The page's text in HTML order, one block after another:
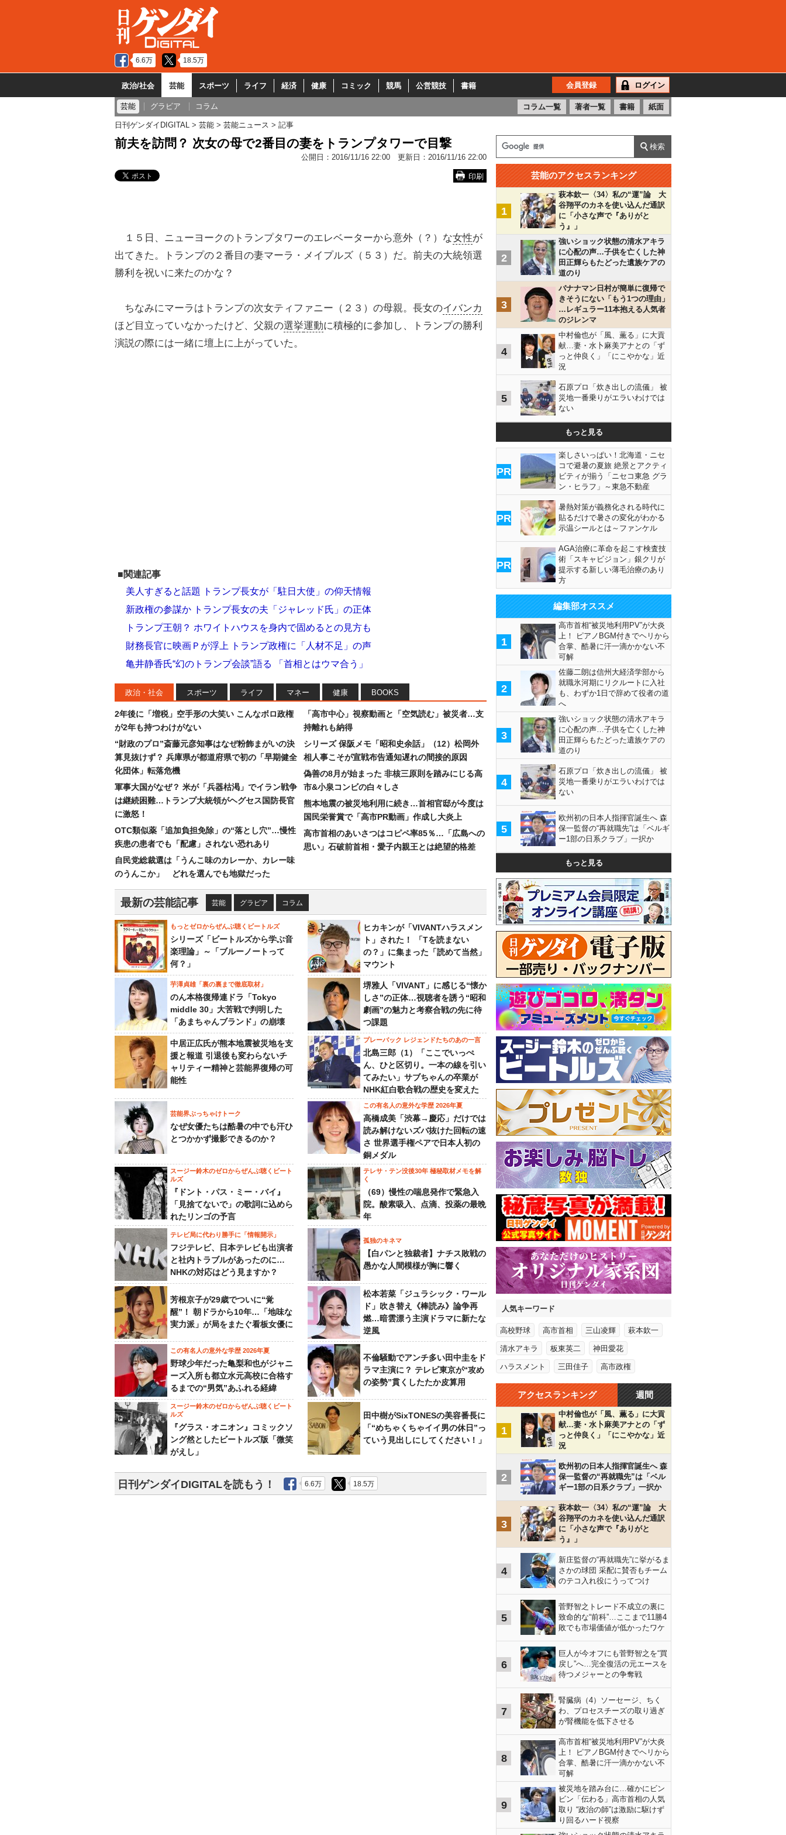
6.6万 18.5万
政治/社会 芸能 スポーツ ライフ 経済 健康 コミック 競馬 公営競技 書籍 会員登録 ログイン
芸能 グラビア コラム コラム一覧 著者一覧 書籍 紙面
日刊ゲンダイDIGITAL 芸能 芸能ニュース 記事
前夫を訪問？ 次女の母で2番目の妻をトランプタワーで目撃
公開日： 2016/11/16 22:00 更新日： 2016/11/16 22:00
印刷
１５日、ニューヨークのトランプタワーのエレベーターから意外（？）な女性が
出てきた。トランプの２番目の妻マーラ・メイプルズ（５３）だ。前夫の大統領選
勝利を祝いに来たのかな？
ちなみにマーラはトランプの次女ティファニー（２３）の母親。長女のイバンカ
ほど目立っていなかったけど、父親の選挙運動に積極的に参加し、トランプの勝利
演説の際には一緒に壇上に上がっていた。
■関連記事
美人すぎると話題 トランプ長女が「駐日大使」の仰天情報
新政権の参謀か トランプ長女の夫「ジャレッド氏」の正体
トランプ王朝？ ホワイトハウスを身内で固めるとの見方も
財務長官に映画Ｐが浮上 トランプ政権に「人材不足」の声
亀井静香氏“幻のトランプ会談”語る 「首相とはウマ合う」
政治・社会 スポーツ ライフ マネー 健康 BOOKS
2年後に「増税」空手形の大笑い こんなボロ政権
が2年も持つわけがない
“財政のプロ”斎藤元彦知事はなぜ粉飾まがいの決
算見抜けず？ 兵庫県が都道府県で初の「早期健全
化団体」転落危機
軍事大国がなぜ？ 米が「兵器枯渇」でイラン戦争
は継続困難…トランプ大統領がヘグセス国防長官
に激怒！
OTC類似薬「追加負担免除」の“落とし穴”…慢性
疾患の患者でも「配慮」されない恐れあり
自民党総裁選は「うんこ味のカレーか、カレー味
のうんこか」 どれを選んでも地獄だった
「高市中心」視察動画と「空気読む」被災者…支
持離れも納得
シリーズ 保阪メモ「昭和史余話」（12）松岡外
相人事こそが宣戦布告通知遅れの間接的原因
偽善の8月が始まった 非核三原則を踏みにじる高
市&小泉コンビの白々しさ
熊本地震の被災地利用に続き…首相官邸が今度は
国民栄誉賞で「高市PR動画」作成し大炎上
高市首相のあいさつはコピペ率85％…「広島への
思い」石破前首相・愛子内親王とは絶望的格差
最新の芸能記事 芸能 グラビア コラム
もっとゼロからぜんぶ聴くビートルズ
シリーズ「ビートルズから学ぶ音
楽理論」～「ブルーノートって
何？」
ヒカキンが「VIVANTハラスメン
ト」された！ 「Tを読まない
の？」に集まった「読めて当然」
マウント
芋澤貞雄「裏の裏まで徹底取材」
のん本格復帰連ドラ「Tokyo
middle 30」大苦戦で判明した
「あまちゃんブランド」の崩壊
堺雅人「VIVANT」に感じる“懐か
しさ”の正体…視聴者を誘う“昭和
劇画”の魅力と考察合戦の先に待
つ課題
中居正広氏が熊本地震被災地を支
援と報道 引退後も変わらないチ
ャリティー精神と芸能界復帰の可
能性
プレーバック レジェンドたちのあの一言
北島三郎（1）「ここでいっぺ
ん、ひと区切り。一本の線を引い
てみたい」サブちゃんの卒業が
NHK紅白歌合戦の歴史を変えた
芸能界ぶっちゃけトーク
なぜ女優たちは酷暑の中でも汗ひ
とつかかず撮影できるのか？
この有名人の意外な学歴 2026年夏
高橋成美「渋幕→慶応」だけでは
読み解けないズバ抜けた回転の速
さ 世界選手権ペアで日本人初の
銅メダル
スージー鈴木のゼロからぜんぶ聴くビート
ルズ
『ドント・パス・ミー・バイ』
「見捨てないで」の歌詞に込めら
れたリンゴの予言
テレサ・テン没後30年 極秘取材メモを解
く
（69）慢性の喘息発作で緊急入
院。酸素吸入、点滴、投薬の最晩
年
テレビ局に代わり勝手に「情報開示」
フジテレビ、日本テレビも出演者
と社内トラブルがあったのに…
NHKの対応はどう見ますか？
孤独のキネマ
【白パンと独裁者】ナチス敗戦の
愚かな人間模様が胸に響く
芳根京子が29歳でついに“覚
醒”！ 朝ドラから10年…「地味な
実力派」が局をまたぐ看板女優に
松本若菜「ジュラシック・ワール
ド」吹き替え《棒読み》論争再
燃…暗雲漂う主演ドラマに新たな
逆風
この有名人の意外な学歴 2026年夏
野球少年だった亀梨和也がジャニ
ーズ入所も都立水元高校に合格す
るまでの“男気”あふれる経緯
不倫騒動でアンチ多い田中圭をド
ラマ主演に？ テレビ東京が“攻め
の姿勢”貫くしたたか皮算用
スージー鈴木のゼロからぜんぶ聴くビート
ルズ
『グラス・オニオン』コミックソ
ング然としたビートルズ版「微笑
がえし」
田中樹がSixTONESの美容番長に
「“めちゃくちゃイイ男の休日”っ
ていう見出しにしてください！」
日刊ゲンダイDIGITALを読もう！ 6.6万 18.5万
芸能のアクセスランキング
1
萩本欽一〈34〉私の“運”論 大
谷翔平のカネを使い込んだ通訳
に「小さな声で『ありがと
う』」
2
強いショック状態の清水アキラ
に心配の声…子供を亡くした神
田正輝らもたどった遺族ケアの
道のり
3
バナナマン日村が簡単に復帰で
きそうにない「もう1つの理由」
…レギュラー11本抱える人気者
のジレンマ
4
中村倫也が「風、薫る」に大貢
献…妻・水卜麻美アナとの「ず
っと仲良く」「にこやかな」近
況
5
石原プロ「炊き出しの流儀」 被
災地一番乗りがエラいわけでは
ない
もっと見る
PR
楽しさいっぱい！北海道・ニセ
コで避暑の夏旅 絶景とアクティ
ビティが揃う「ニセコ東急 グラ
ン・ヒラフ」～東急不動産
PR
暑熱対策が義務化される時代に
貼るだけで暑さの変化がわかる
示温シールとは～ファンケル
PR
AGA治療に革命を起こす検査技
術「スキャビジョン」銀クリが
提示する新しい薄毛治療のあり
方
編集部オススメ
1
高市首相“被災地利用PV”が大炎
上！ ピアノBGM付きでヘリから
合掌、酷暑に汗一滴かかない不
可解
2
佐藤二朗は信州大経済学部から
就職氷河期にリクルートに入社
も、わずか1日で辞めて役者の道
へ
3
強いショック状態の清水アキラ
に心配の声…子供を亡くした神
田正輝らもたどった遺族ケアの
道のり
4
石原プロ「炊き出しの流儀」 被
災地一番乗りがエラいわけでは
ない
5
欧州初の日本人指揮官誕生へ 森
保一監督の“再就職先”は「ベルギ
ー1部の日系クラブ」一択か
もっと見る
人気キーワード
高校野球 高市首相 三山凌輝 萩本欽一
清水アキラ 板東英二 神田愛花
ハラスメント 三田佳子 高市政権
アクセスランキング 週間
1
中村倫也が「風、薫る」に大貢
献…妻・水卜麻美アナとの「ず
っと仲良く」「にこやかな」近
況
2
欧州初の日本人指揮官誕生へ 森
保一監督の“再就職先”は「ベル
ギー1部の日系クラブ」一択か
3
萩本欽一〈34〉私の“運”論 大
谷翔平のカネを使い込んだ通訳
に「小さな声で『ありがと
う』」
4
新庄監督の“再就職先”に挙がるま
さかの球団 采配に賛否もチーム
のテコ入れ役にうってつけ
5
菅野智之トレード不成立の裏に
致命的な“前科”…ここまで11勝4
敗でも市場価値が低かったワケ
6
巨人が今オフにも菅野智之を“買
戻し”へ…完全復活の元エースを
待つメジャーとの争奪戦
7
腎臓病（4）ソーセージ、ちく
わ、プロセスチーズの取り過ぎ
が腎機能を低下させる
8
高市首相“被災地利用PV”が大炎
上！ ピアノBGM付きでヘリから
合掌、酷暑に汗一滴かかない不
可解
9
被災地を踏み台に…確かにビン
ビン「伝わる」高市首相の人気
取り “政治の師”は激励に駆けず
り回るハード視察